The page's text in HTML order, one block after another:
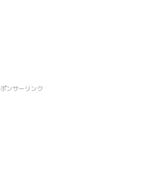
ンサーリンク